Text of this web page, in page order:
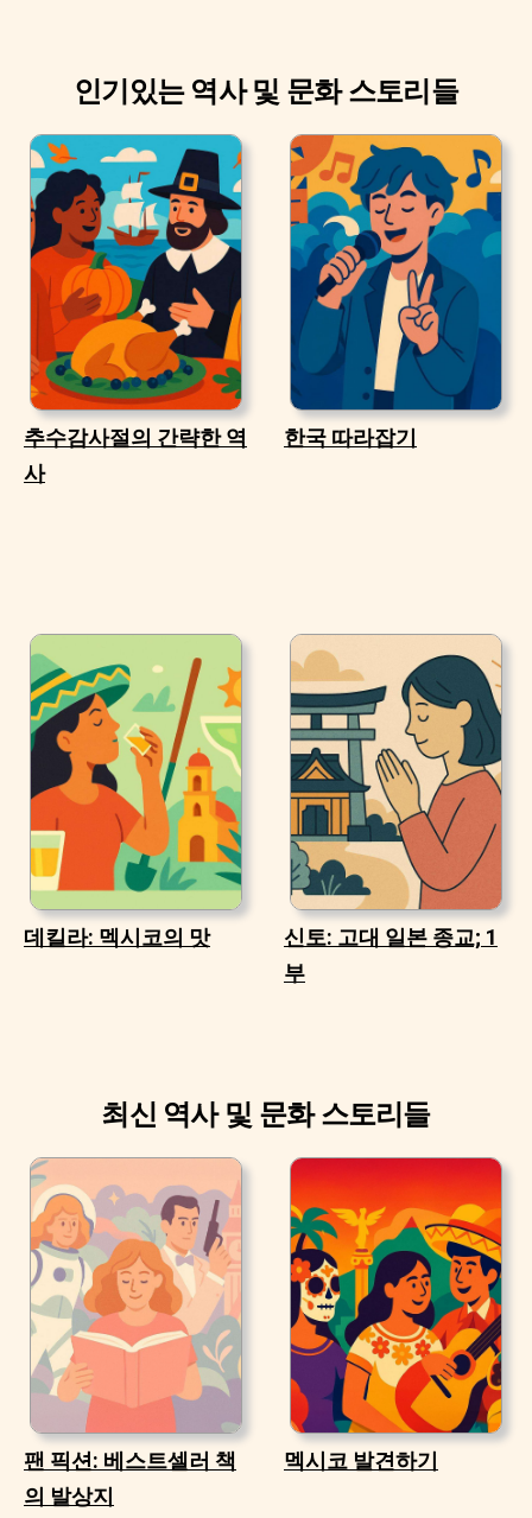
인기있는 역사 및 문화 스토리들
추수감사절의 간략한 역
사
한국 따라잡기
데킬라: 멕시코의 맛
신토: 고대 일본 종교; 1
부
최신 역사 및 문화 스토리들
팬 픽션: 베스트셀러 책
의 발상지
멕시코 발견하기